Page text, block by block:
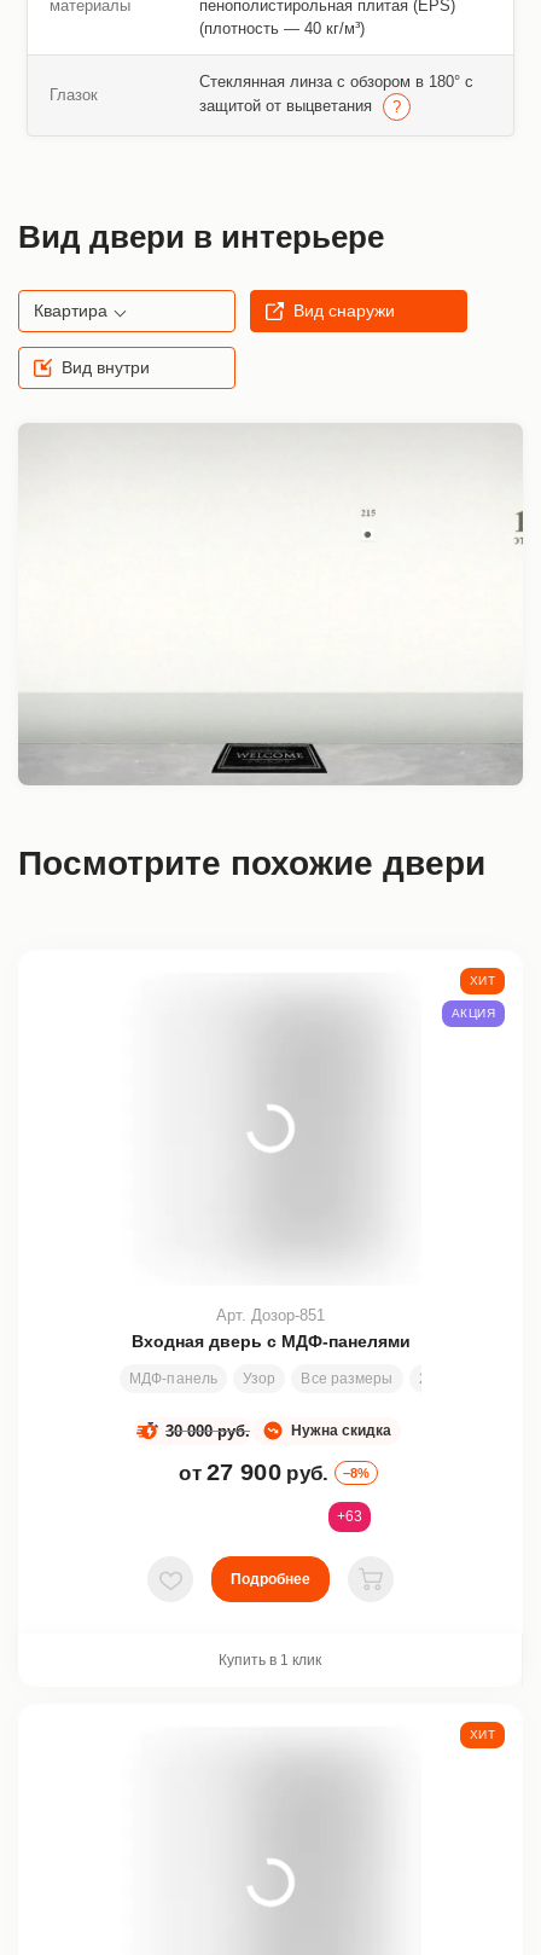
материалы
пенополистирольная плитая (EPS)
(плотность — 40 кг/м³)
Глазок
Стеклянная линза с обзором в 180° с
защитой от выцветания
Вид двери в интерьере
Квартира Вид снаружи
Вид внутри
Посмотрите похожие двери
Входная дверь с МДФ-панелями
МДФ-панель Узор Все размеры 2000х800 мм
Арт. Дозор-851
Нужна скидка
30 000 руб.
от 27 900 руб. –8%
ХИТ
АКЦИЯ
+63
В избранное
Подробнее
В корзину
Купить в 1 клик
ХИТ